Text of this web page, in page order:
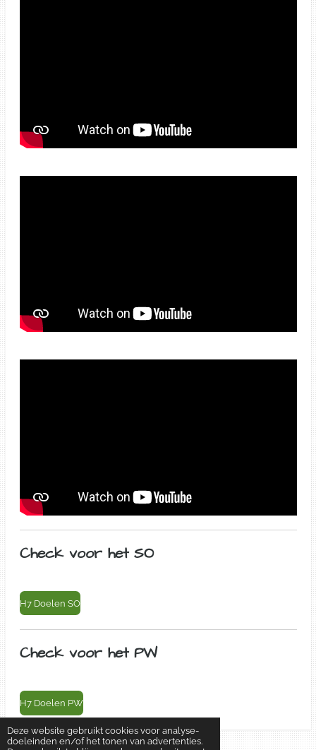
Deze website gebruikt cookies voor analyse-
doeleinden en/of het tonen van advertenties.
Check voor het SO
H7 Doelen SO
Check voor het PW
H7 Doelen PW